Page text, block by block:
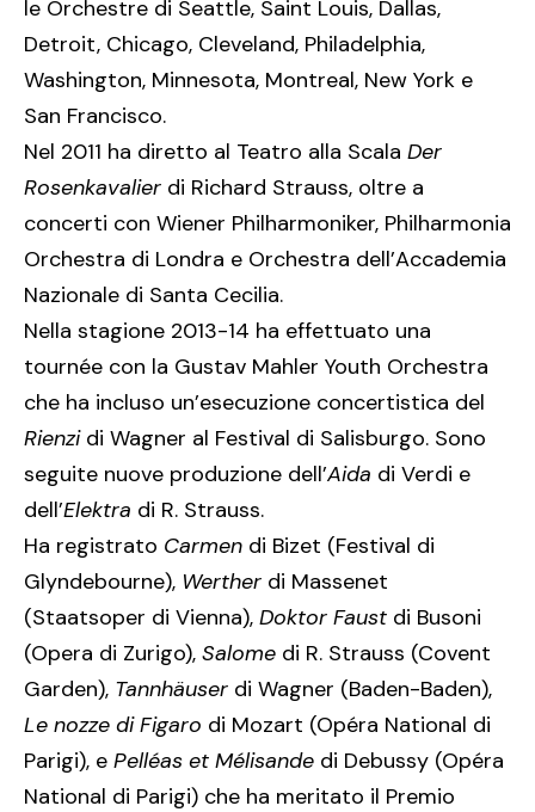
le Orchestre di Seattle, Saint Louis, Dallas,
Detroit, Chicago, Cleveland, Philadelphia,
Washington, Minnesota, Montreal, New York e
San Francisco.
Nel 2011 ha diretto al Teatro alla Scala Der
Rosenkavalier di Richard Strauss, oltre a
concerti con Wiener Philharmoniker, Philharmonia
Orchestra di Londra e Orchestra dell’Accademia
Nazionale di Santa Cecilia.
Nella stagione 2013-14 ha effettuato una
tournée con la Gustav Mahler Youth Orchestra
che ha incluso un’esecuzione concertistica del
Rienzidi Wagner al Festival di Salisburgo. Sono
seguite nuove produzione dell’Aida di Verdi e
dell’Elektra di R. Strauss.
Ha registrato Carmen di Bizet (Festival di
Glyndebourne), Werther di Massenet
(Staatsoper di Vienna), Doktor Faust di Busoni
(Opera di Zurigo), Salome di R. Strauss (Covent
Garden), Tannhäuser di Wagner (Baden-Baden),
Le nozze di Figaro di Mozart (Opéra National di
Parigi), e Pelléas et Mélisande di Debussy (Opéra
National di Parigi) che ha meritato il Premio